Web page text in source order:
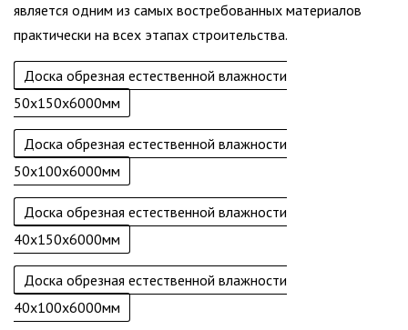
является одним из самых востребованных материалов
практически на всех этапах строительства.
Доска обрезная естественной влажности
50х150х6000мм
Доска обрезная естественной влажности
50х100х6000мм
Доска обрезная естественной влажности
40х150х6000мм
Доска обрезная естественной влажности
40х100х6000мм